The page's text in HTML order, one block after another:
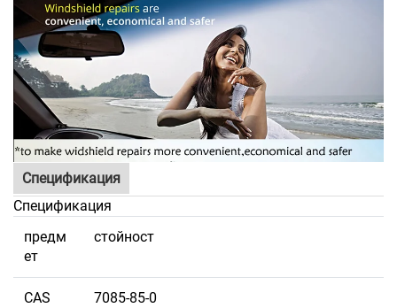
Спецификация
Спецификация
предм
ет
стойност
CAS
7085-85-0